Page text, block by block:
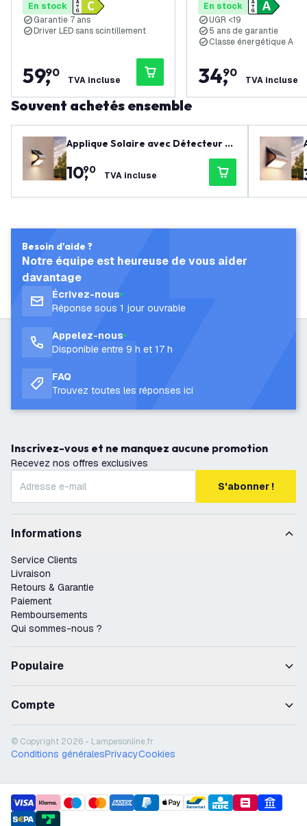
Classe Énergétique C
En stock
Garantie 7 ans
Driver LED sans scintillement
59,
90
TVA incluse
Classe énergétique A
En stock
UGR <19
5 ans de garantie
Classe énergétique A
34,
90
TVA incluse
Souvent achetés ensemble
Applique Solaire avec Détecteur d
e Mouvement - Blanc - 1.5W - 3000
K
10,
90 TVA incluse
Besoin d'aide ?
Notre équipe est heureuse de vous aider
davantage
Écrivez-nous
Réponse sous 1 jour ouvrable
Appelez-nous
Disponible entre 9 h et 17 h
FAQ
Trouvez toutes les réponses ici
Inscrivez-vous et ne manquez aucune promotion
Recevez nos offres exclusives
S'abonner !
Informations
Service Clients
Livraison
Retours & Garantie
Paiement
Remboursements
Qui sommes-nous ?
Populaire
Compte
© Copyright 2026 - Lampesonline.fr
Conditions généralesPrivacyCookies
payment methods